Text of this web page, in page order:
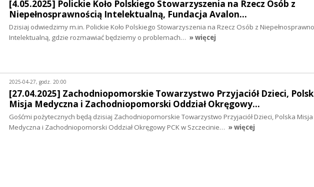
[4.05.2025] Polickie Koło Polskiego Stowarzyszenia na Rzecz Osób z
Niepełnosprawnością Intelektualną, Fundacja Avalon…
Dzisiaj odwiedzimy m.in. Polickie Koło Polskiego Stowarzyszenia na Rzecz Osób z
Intelektualną, gdzie rozmawiać będziemy o problemach… » więcej
2025-04-27, godz. 20:00
[27.04.2025] Zachodniopomorskie Towarzystwo Przyjaciół Dzieci,
Misja Medyczna i Zachodniopomorski Oddział Okręgowy…
Gośćmi pożytecznych będą dzisiaj Zachodniopomorskie Towarzystwo Przyjaciół Dzieci, Polska Misja
Medyczna i Zachodniopomorski Oddział Okręgowy PCK w Szczecinie… » więcej